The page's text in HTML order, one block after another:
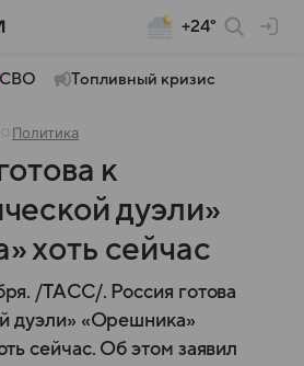
+24°
СВО Топливный кризис
Политика
к
дуэли»
хоть сейчас
/ТАСС/. Россия готова
дуэли» «Орешника»
сейчас. Об этом заявил